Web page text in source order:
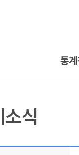
통
식